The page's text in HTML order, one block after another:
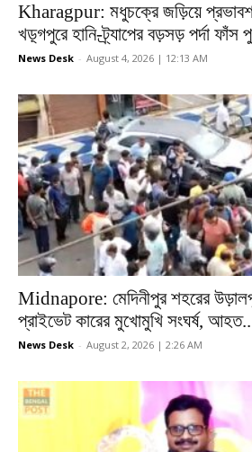
Kharagpur: মধুচক্রে জড়িয়ে
খড়্গপুরে হানি-ট্র্যাপের বড়সড় পর্দা ফাঁস
News Desk - August 4, 2026 | 12:13 AM
Midnapore: মেদিনীপুর শহরের
প্রাইভেট কারের মুখোমুখি সংঘর্ষ,
News Desk - August 2, 2026 | 2:26 AM